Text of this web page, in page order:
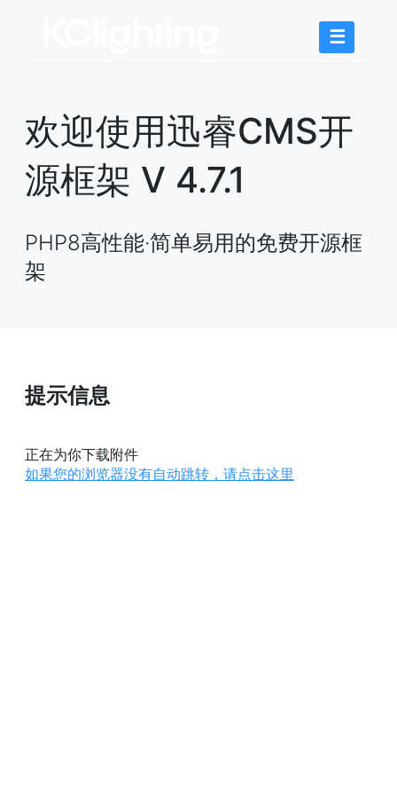
☰
欢迎使用迅睿CMS开
源框架 V 4.7.1
PHP8高性能·简单易用的免费开源框
架
提示信息
正在为你下载附件
如果您的浏览器没有自动跳转，请点击这里